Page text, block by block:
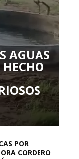
AGUAS
HECHO
POR
CORDERO